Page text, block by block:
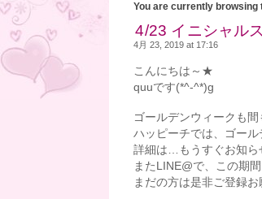
You are currently browsing
4/23 イニシャル
4月 23, 2019 at 17:16
こんにちは～★
quuです(*^-^*)g
ゴールデンウィークも間
ハッピーチでは、ゴー
詳細は…もうすぐお知ら
またLINE@で、この期
まだの方は是非ご登録